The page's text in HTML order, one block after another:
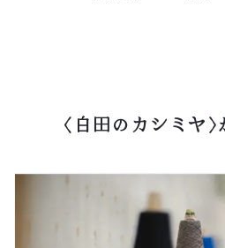
〈白田のカシミヤ